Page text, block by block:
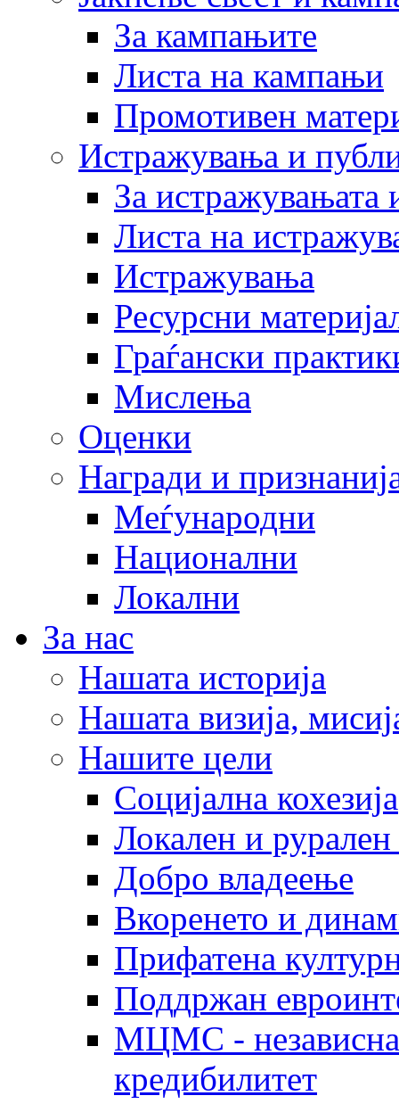
За кампањите
Листа на кампањи
Промотивен
Истражувања и
За истражувањата
Листа на
Истражувања
Ресурсни
Граѓански
Мислења
Оценки
Награди и
Меѓународни
Национални
Локални
За нас
Нашата историја
Нашата визија,
Нашите цели
Социјална кохезија
Локален и рурален
Добро владеење
Вкоренето и
Прифатена
Поддржан
МЦМС - независна
кредибилитет